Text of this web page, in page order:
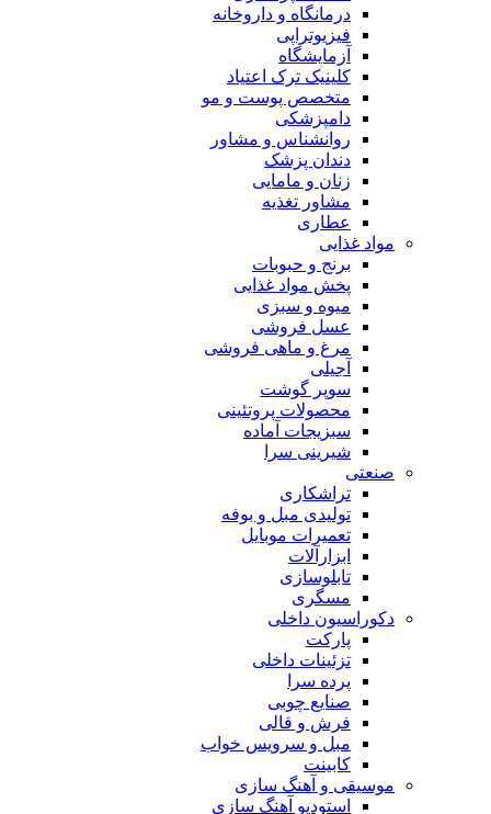
درمانگاه و داروخانه
فیزیوتراپی
آزمایشگاه
کلینیک ترک اعتیاد
متخصص پوست و مو
دامپزشکی
روانشناس و مشاور
دندان پزشک
زنان و مامایی
مشاور تغذیه
عطاری
مواد غذایی
برنج و حبوبات
پخش مواد غذایی
میوه و سبزی
عسل فروشی
مرغ و ماهی فروشی
آجیلی
سوپر گوشت
محصولات پروتئینی
سبزیجات آماده
شیرینی سرا
صنعتی
تراشکاری
تولیدی مبل و بوفه
تعمیرات موبایل
ابزارآلات
تابلوسازی
مسگری
دکوراسیون داخلی
پارکت
تزئینات داخلی
پرده سرا
صنایع چوبی
فرش و قالی
مبل و سرويس خواب
کابینت
موسیقی و آهنگ سازی
استودیو آهنگ سازی